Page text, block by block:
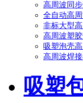
高周波同
全自动高
非标大型
高周波塑
吸塑泡壳
高周波焊
吸塑